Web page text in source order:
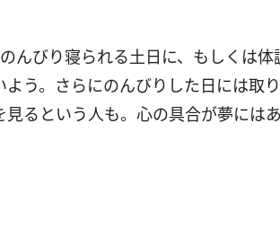
んびり寝られる土日に、もしくは体
う。さらにのんびりした日には取
るという人も。心の具合が夢には